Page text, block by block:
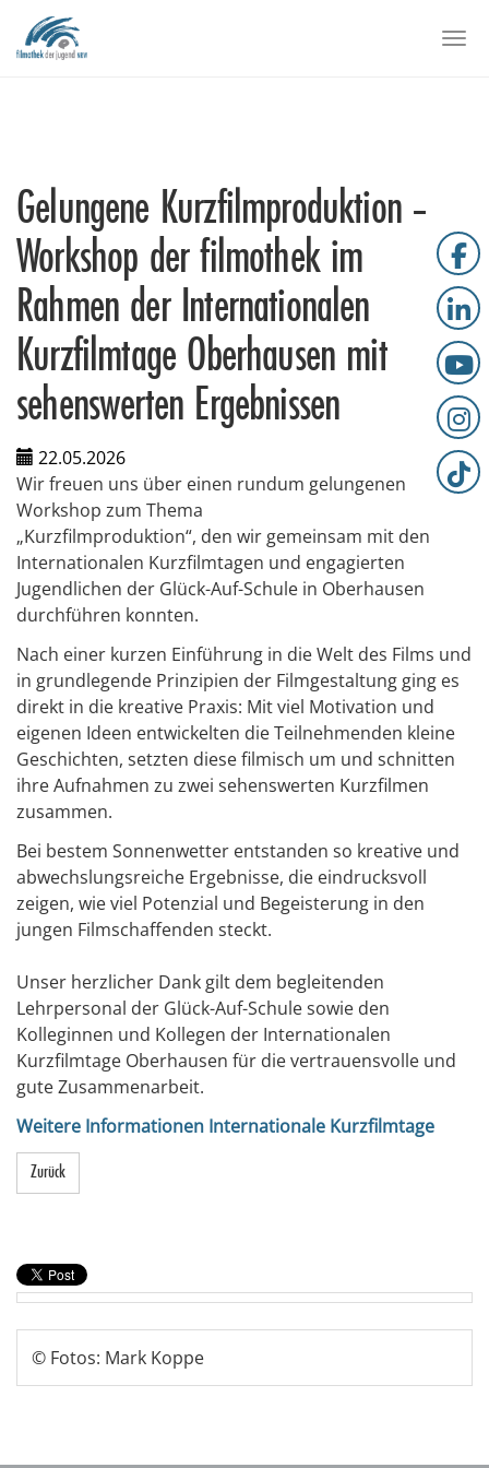
Skip to main content
Gelungene Kurzfilmproduktion –
Workshop der filmothek im
Rahmen der Internationalen
Kurzfilmtage Oberhausen mit
sehenswerten Ergebnissen
22.05.2026
Wir freuen uns über einen rundum gelungenen
Workshop zum Thema
„Kurzfilmproduktion“, den wir gemeinsam mit den
Internationalen Kurzfilmtagen und engagierten
Jugendlichen der Glück-Auf-Schule in Oberhausen
durchführen konnten.
Nach einer kurzen Einführung in die Welt des Films und
in grundlegende Prinzipien der Filmgestaltung ging es
direkt in die kreative Praxis: Mit viel Motivation und
eigenen Ideen entwickelten die Teilnehmenden kleine
Geschichten, setzten diese filmisch um und schnitten
ihre Aufnahmen zu zwei sehenswerten Kurzfilmen
zusammen.
Bei bestem Sonnenwetter entstanden so kreative und
abwechslungsreiche Ergebnisse, die eindrucksvoll
zeigen, wie viel Potenzial und Begeisterung in den
jungen Filmschaffenden steckt.
Unser herzlicher Dank gilt dem begleitenden
Lehrpersonal der Glück-Auf-Schule sowie den
Kolleginnen und Kollegen der Internationalen
Kurzfilmtage Oberhausen für die vertrauensvolle und
gute Zusammenarbeit.
Weitere Informationen Internationale Kurzfilmtage
Zurück
© Fotos: Mark Koppe